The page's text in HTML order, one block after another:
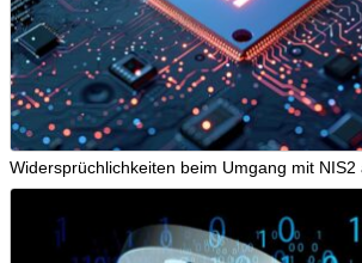
Widersprüchlichkeiten beim Umgang mit NIS2